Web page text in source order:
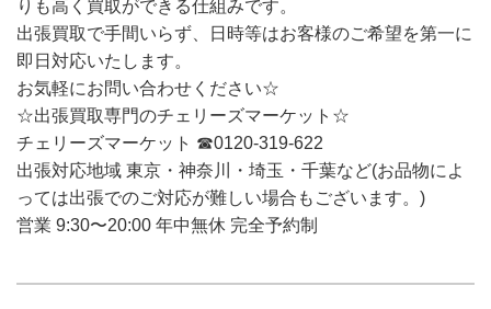
りも高く買取ができる仕組みです。
出張買取で手間いらず、日時等はお客様のご希望を第一に
即日対応いたします。
お気軽にお問い合わせください☆
☆出張買取専門のチェリーズマーケット☆
チェリーズマーケット ☎︎0120-319-622
出張対応地域 東京・神奈川・埼玉・千葉など(お品物によ
っては出張でのご対応が難しい場合もございます。)
営業 9:30〜20:00 年中無休 完全予約制